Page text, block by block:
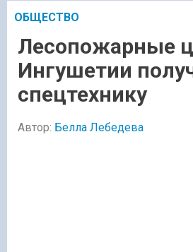
ОБЩЕСТВО
Лесопожарные
Ингушетии
спецтехнику
Автор: Белла Лебедева